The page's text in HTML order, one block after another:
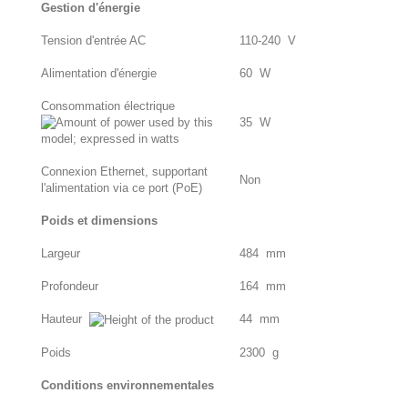
Gestion d'énergie
Tension d'entrée AC 110-240 V
Alimentation d'énergie 60 W
Consommation électrique
35 W
Connexion Ethernet, supportant
l'alimentation via ce port (PoE)
Non
Poids et dimensions
Largeur 484 mm
Profondeur 164 mm
Hauteur 44 mm
Poids 2300 g
Conditions environnementales